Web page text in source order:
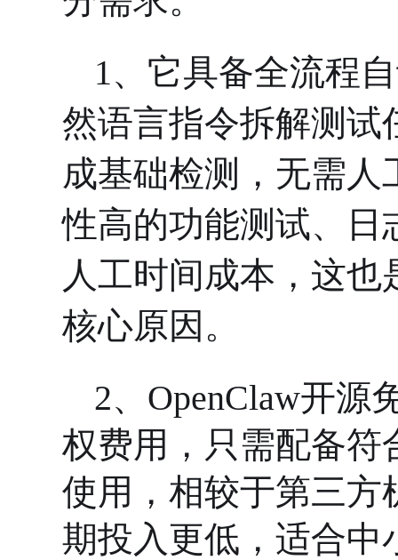
1、 它具备全流程
然语言指令拆解测试
成基础检测，无需
性高的功能测试、日
人工时间成本，这也
核心原因。
2、 OpenClaw开源
权费用，只需配备符
使用，相较于第三方
期投入更低，适合中